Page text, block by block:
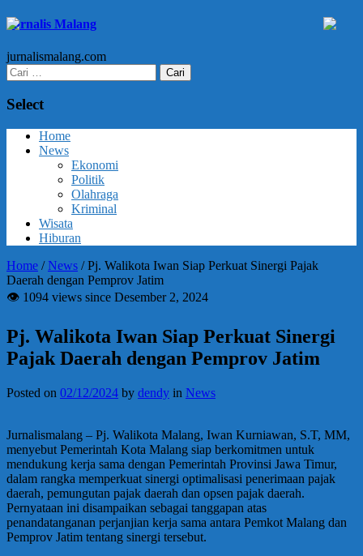
Jurnalis Malang
jurnalismalang.com
Cari
untuk:
Select
Home
News
Ekonomi
Politik
Olahraga
Kriminal
Wisata
Hiburan
Home /News /Pj. Walikota Iwan Siap Perkuat Sinergi Pajak
Daerah dengan Pemprov Jatim
👁 1094 views since Desember 2, 2024
Pj. Walikota Iwan Siap Perkuat Sinergi
Pajak Daerah dengan Pemprov Jatim
Posted on 02/12/2024 by dendy in News
Jurnalismalang – Pj. Walikota Malang, Iwan Kurniawan, S.T, MM,
menyebut Pemerintah Kota Malang siap berkomitmen untuk
mendukung kerja sama dengan Pemerintah Provinsi Jawa Timur,
dalam rangka memperkuat sinergi optimalisasi penerimaan pajak
daerah, pemungutan pajak daerah dan opsen pajak daerah.
Pernyataan ini disampaikan sebagai tanggapan atas
penandatanganan perjanjian kerja sama antara Pemkot Malang dan
Pemprov Jatim tentang sinergi tersebut.